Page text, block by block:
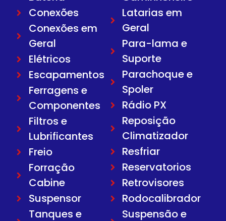
Conexões
Conexões em
Geral
Elétricos
Escapamentos
Ferragens e
Componentes
Filtros e
Lubrificantes
Freio
Forração
Cabine
Suspensor
Tanques e
Latarias em
Geral
Para-lama e
Suporte
Parachoque e
Spoler
Rádio PX
Reposição
Climatizador
Resfriar
Reservatorios
Retrovisores
Rodocalibrador
Suspensão e